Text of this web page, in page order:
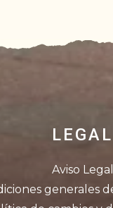
LEGAL
Aviso Legal
generales